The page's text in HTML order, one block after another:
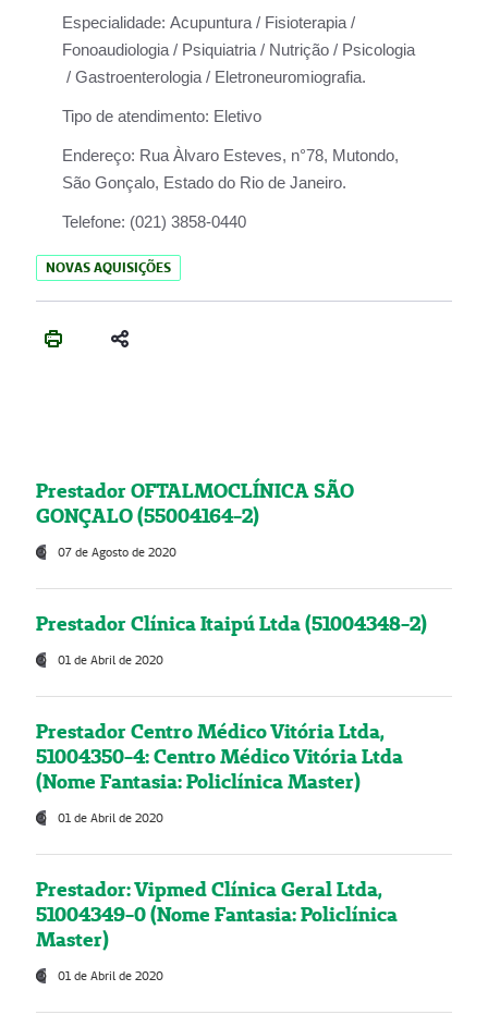
Especialidade: Acupuntura / Fisioterapia /
Fonoaudiologia / Psiquiatria / Nutrição / Psicologia
/ Gastroenterologia / Eletroneuromiografia.
Tipo de atendimento: Eletivo
Endereço: Rua Àlvaro Esteves, n°78, Mutondo,
São Gonçalo, Estado do Rio de Janeiro.
Telefone: (021) 3858-0440
NOVAS AQUISIÇÕES
Prestador OFTALMOCLÍNICA SÃO
GONÇALO (55004164-2)
07 de Agosto de 2020
Prestador Clínica Itaipú Ltda (51004348-2)
01 de Abril de 2020
Prestador Centro Médico Vitória Ltda,
51004350-4: Centro Médico Vitória Ltda
(Nome Fantasia: Policlínica Master)
01 de Abril de 2020
Prestador: Vipmed Clínica Geral Ltda,
51004349-0 (Nome Fantasia: Policlínica
Master)
01 de Abril de 2020